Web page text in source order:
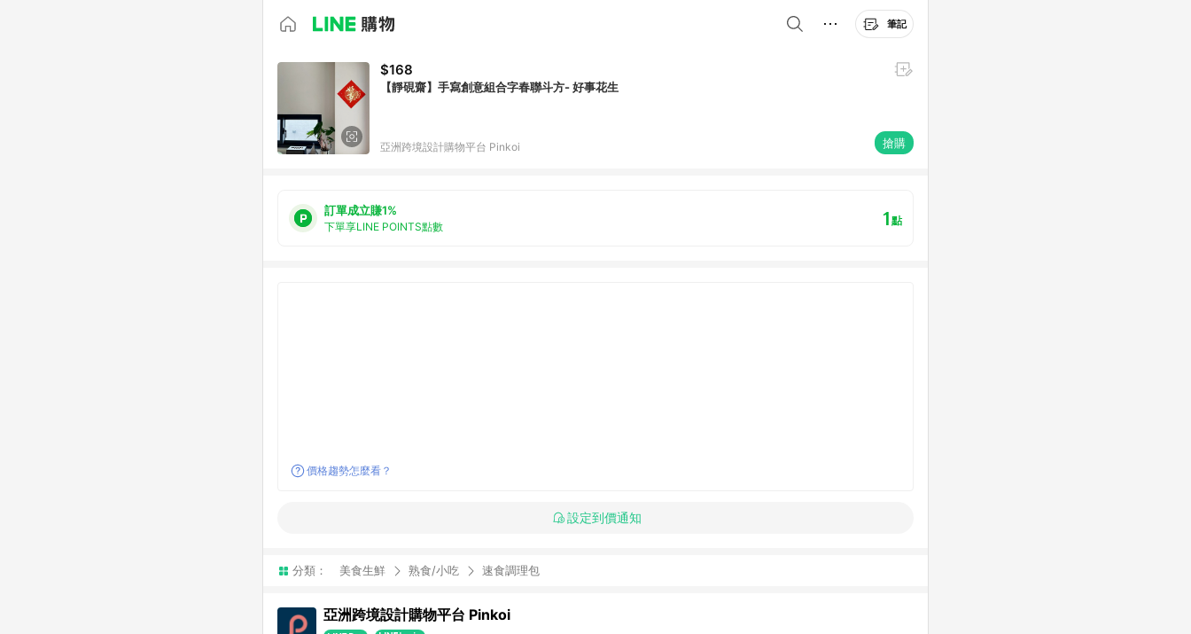
筆記
$168
【靜硯齋】手寫創意組合字春聯斗方- 好事花生
亞洲跨境設計購物平台 Pinkoi 搶購
訂單成立賺1%
下單享LINE POINTS點數 1點
價格趨勢怎麼看？
設定到價通知
分類： 美食生鮮 熟食/小吃 速食調理包
亞洲跨境設計購物平台 Pinkoi